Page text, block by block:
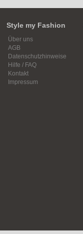
Style my Fashion
Über uns
AGB
Datenschutzhinweise
Hilfe / FAQ
Kontakt
Impressum